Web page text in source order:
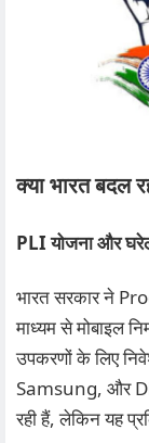
क्या भारत बदल
PLI योजना और
भारत सरकार ने
माध्यम से मोबाइल
उपकरणों के लिए
Samsung, और
रही हैं, लेकिन यह